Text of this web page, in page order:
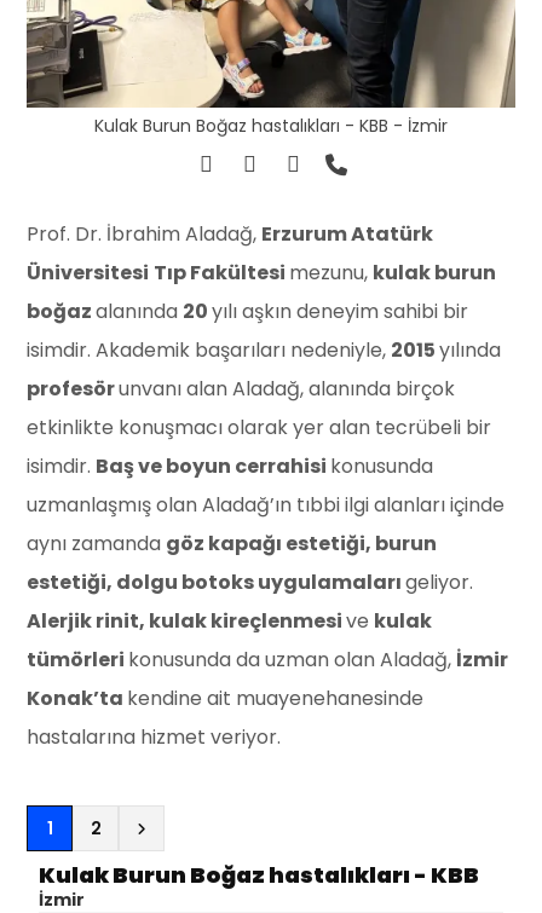
Kulak Burun Boğaz hastalıkları - KBB
İzmir
Kulak Burun Boğaz hastalıkları - KBB - İzmir
Prof. Dr. İbrahim Aladağ, Erzurum Atatürk
Üniversitesi Tıp Fakültesi mezunu, kulak burun
boğazalanında 20yılı aşkın deneyim sahibi bir
isimdir. Akademik başarıları nedeniyle, 2015yılında
profesörunvanı alan Aladağ, alanında birçok
etkinlikte konuşmacı olarak yer alan tecrübeli bir
isimdir. Baş ve boyun cerrahisi konusunda
uzmanlaşmış olan Aladağ’ın tıbbi ilgi alanları içinde
aynı zamanda göz kapağı estetiği, burun
estetiği, dolgu botoks uygulamalarıgeliyor.
Alerjik rinit, kulak kireçlenmesive kulak
tümörleri konusunda da uzman olan Aladağ, İzmir
Konak’ta kendine ait muayenehanesinde
hastalarına hizmet veriyor.
1(current)
2